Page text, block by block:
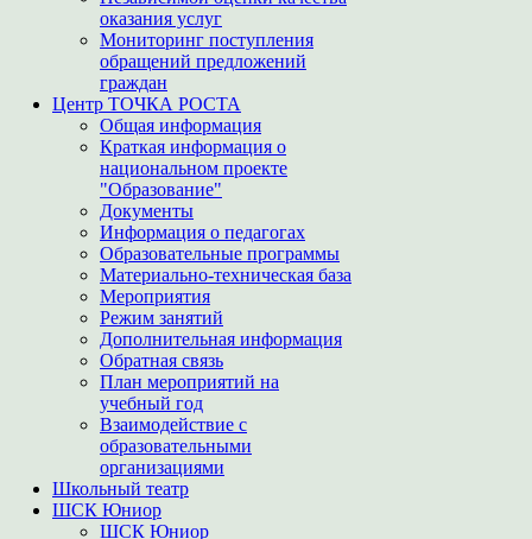
оказания услуг
Мониторинг поступления
обращений предложений
граждан
Центр ТОЧКА РОСТА
Общая информация
Краткая информация о
национальном проекте
"Образование"
Документы
Информация о педагогах
Образовательные программы
Материально-техническая база
Мероприятия
Режим занятий
Дополнительная информация
Обратная связь
План мероприятий на
учебный год
Взаимодействие с
образовательными
организациями
Школьный театр
ШСК Юниор
ШСК Юниор